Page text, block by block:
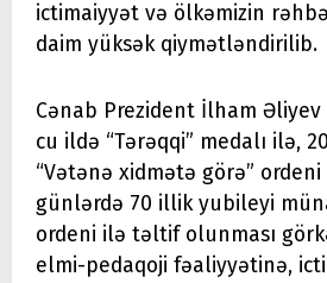
ictimaiyyət və ölkəmizin
daim yüksək qiymətləndirilib.
Cənab Prezident İlham
cu ildə “Tərəqqi” medalı ilə,
“Vətənə xidmətə görə”
günlərdə 70 illik yubileyi
ordeni ilə təltif olunması
elmi-pedaqoji fəaliyyətinə,